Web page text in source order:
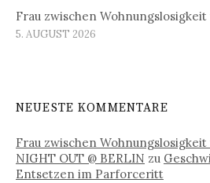
Frau zwischen Wohnungslosigkeit
5. AUGUST 2026
NEUESTE KOMMENTARE
Frau zwischen Wohnungslosigkeit
NIGHT OUT @ BERLIN zu
Entsetzen im Parforceritt